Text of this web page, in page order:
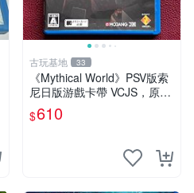
古玩基地 33
《Mythical World》PSV版索
尼日版游戲卡帶 VCJS，原裝
進口帶全盒說明書，支持主機
運行。Mythical World PSV
$610